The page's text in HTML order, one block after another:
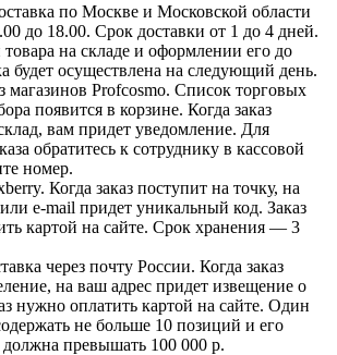
по Москве и Московской области
до 18.00. Срок доставки от 1 до 4 дней.
на складе и оформлении его до
будет осуществлена на следующий день.
магазинов Profcosmo. Список торговых
появится в корзине. Когда заказ
вам придет уведомление. Для
обратитесь к сотруднику в кассовой
номер.
Когда заказ поступит на точку, на
e-mail придет уникальный код. Заказ
картой на сайте. Срок хранения — 3
через почту России. Когда заказ
на ваш адрес придет извещение о
нужно оплатить картой на сайте. Один
не больше 10 позиций и его
должна превышать 100 000 р.